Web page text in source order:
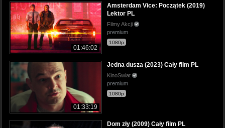
01:46:02
Amsterdam Vice: Początek (2019)
Lektor PL
Filmy Akcji
premium
1080p
01:33:19
Jedna dusza (2023) Cały film PL
KinoSwiat
premium
1080p
Dom zły (2009) Cały film PL